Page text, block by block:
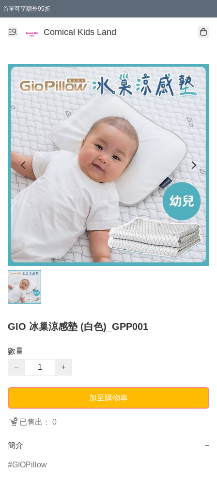
首單可享額外95折
Comical Kids Land
GIO 冰巢涼感墊 (白色)_GPP001
數量
−
+
加至購物車
已售出： 0
簡介 −
GIOPillow